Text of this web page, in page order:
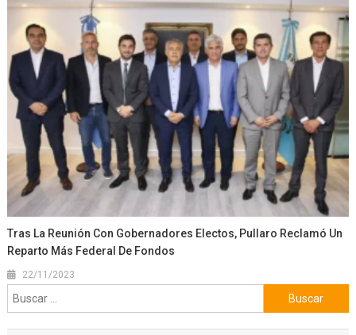
Tras La Reunión Con Gobernadores Electos, Pullaro Reclamó Un
Reparto Más Federal De Fondos
22/11/2023
Buscar: